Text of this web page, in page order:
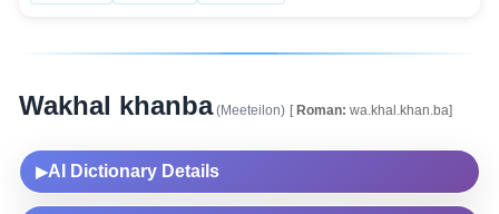
Wakhal khanba(Meeteilon) [Roman: wa.khal.khan.ba]
▶AI Dictionary Details